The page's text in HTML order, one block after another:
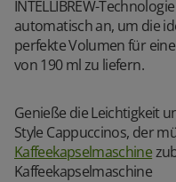
INTELLIBREW-
automatisch an, um die
perfekte Volumen für
von 190 ml zu liefern.
Genieße die Leichtigkeit
Style Cappuccinos, der
Kaffeekapselmaschine
Kaffeekapselmaschine